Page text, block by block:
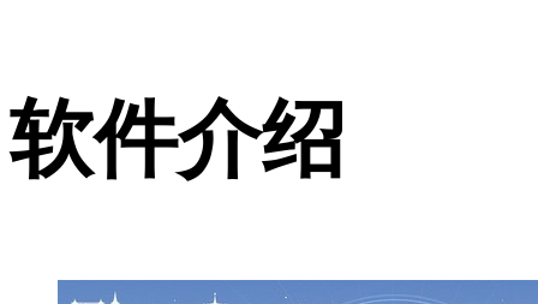
软件介绍